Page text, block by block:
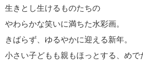
生きとし生けるものたちの
やわらかな笑いに満ちた水彩画。
きばらず、ゆるやかに迎える新年。
小さい子どもも親もほっとする、めで